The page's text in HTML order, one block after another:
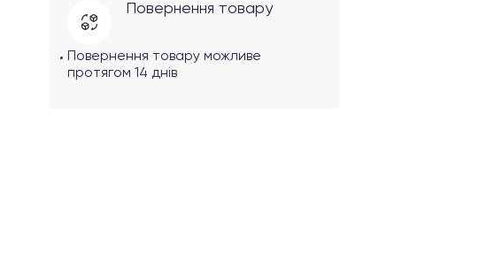
Повернення товару
Повернення товару можливе
протягом 14 днів